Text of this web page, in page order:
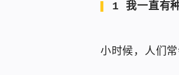
1 我一直有
小时候，人们